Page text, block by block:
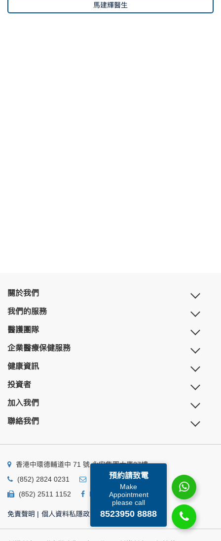
預約請致電
Make
Appointment
please call
8523950 8888
馬建輝醫生
關於我們
我們的服務
醫護團隊
企業醫療保健服務
健康資訊
投資者
加入我們
聯絡我們
香港中環德輔道中 71 號 永安集團大廈27樓
(852) 2824 0231
business@ump.com.hk
(852) 2511 1152
Facebook Linkedin
免責聲明 | 個人資料私隱政策 | 個人資料收集聲明